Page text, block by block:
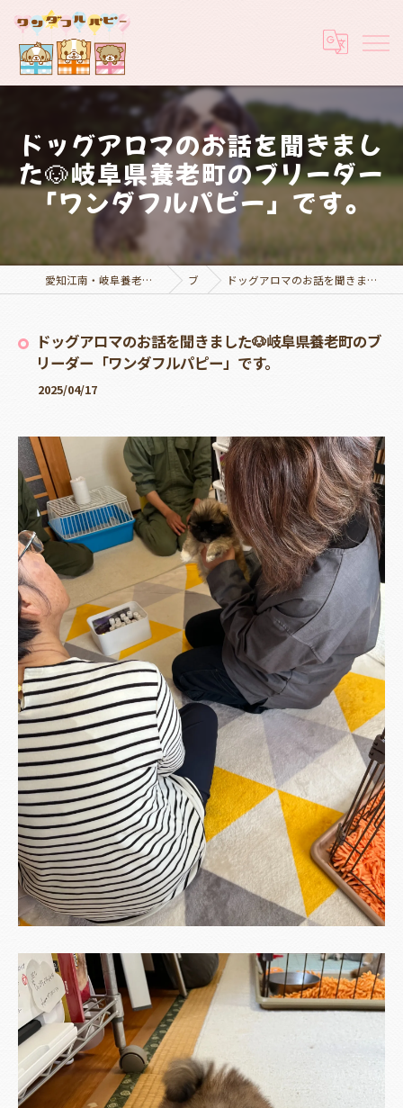
ドッグアロマのお話を聞きまし
た🐶岐阜県養老町のブリーダー
「ワンダフルパピー」です。
愛知江南・岐阜養老でブリーダーなら実績豊富なワンダフルパピー ブログ ドッグアロマのお話を聞きました🐶岐阜県養老町のブリーダー「ワンダフルパピー」です。
ドッグアロマのお話を聞きました🐶岐阜県養老町のブ
リーダー「ワンダフルパピー」です。
2025/04/17